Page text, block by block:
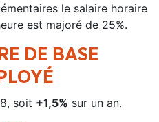
le salaire horaire
est majoré de 25%.
DE BASE
soit +1,5% sur un an.